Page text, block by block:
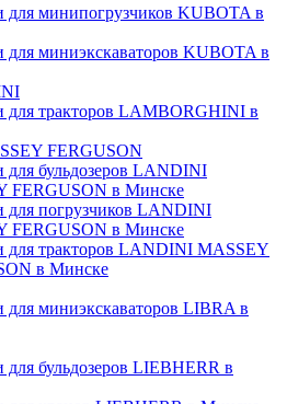
для минипогрузчиков KUBOTA в
для миниэкскаваторов KUBOTA в
для тракторов LAMBORGHINI в
FERGUSON
для бульдозеров LANDINI
FERGUSON в Минске
для погрузчиков LANDINI
FERGUSON в Минске
для тракторов LANDINI MASSEY
в Минске
для миниэкскаваторов LIBRA в
для бульдозеров LIEBHERR в